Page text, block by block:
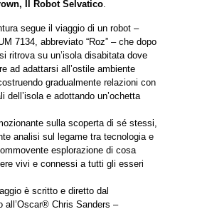
Il Robot Selvatico
segue il viaggio di un robot –
7134, abbreviato “Roz” – che dopo
ritrova su un’isola disabitata dove
ad adattarsi all’ostile ambiente
gradualmente relazioni con
dell’isola e adottando un’ochetta
sulla scoperta di sé stessi,
analisi sul legame tra tecnologia e
esplorazione di cosa
vivi e connessi a tutti gli esseri
è scritto e diretto dal
all’Oscar® Chris Sanders –